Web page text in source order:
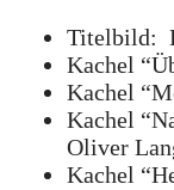
Titelbild:
Kachel
Kachel
Kachel
Oliver
Kachel